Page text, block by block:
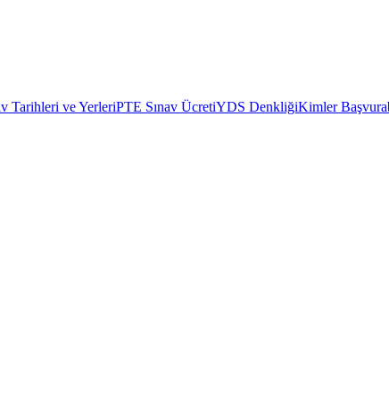
Tarihleri ve YerleriPTE Sınav ÜcretiYDS DenkliğiKimler